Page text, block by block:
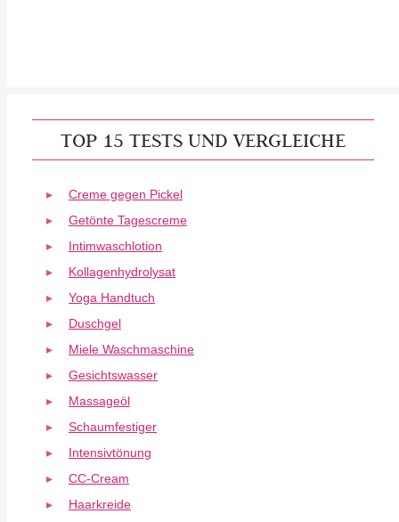
TOP 15 TESTS UND VERGLEICHE
Creme gegen Pickel
Getönte Tagescreme
Intimwaschlotion
Kollagenhydrolysat
Yoga Handtuch
Duschgel
Miele Waschmaschine
Gesichtswasser
Massageöl
Schaumfestiger
Intensivtönung
CC-Cream
Haarkreide